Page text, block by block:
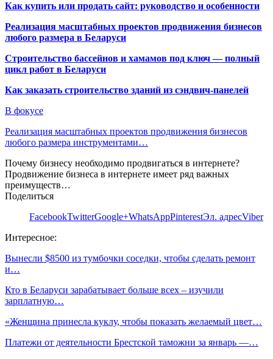
Как купить или продать сайт: руководство и особенности
Реализация масштабных проектов продвижения бизнесов
любого размера в Беларуси
Строительство бассейнов и хамамов под ключ — полный
цикл работ в Беларуси
Как заказать строительство зданий из сэндвич-панелей
В фокусе
Реализация масштабных проектов продвижения бизнесов
любого размера инструментами…
Почему бизнесу необходимо продвигаться в интернете?
Продвижение бизнеса в интернете имеет ряд важных
преимуществ…
Поделиться
FacebookTwitterGoogle+WhatsAppPinterestЭл. адресViber
Интересное:
Вынесли $8500 из тумбочки соседки, чтобы сделать ремонт
и…
Кто в Беларуси зарабатывает больше всех – изучили
зарплатную…
«Женщина принесла куклу, чтобы показать желаемый цвет…
Платежи от деятельности Брестской таможни за январь —…